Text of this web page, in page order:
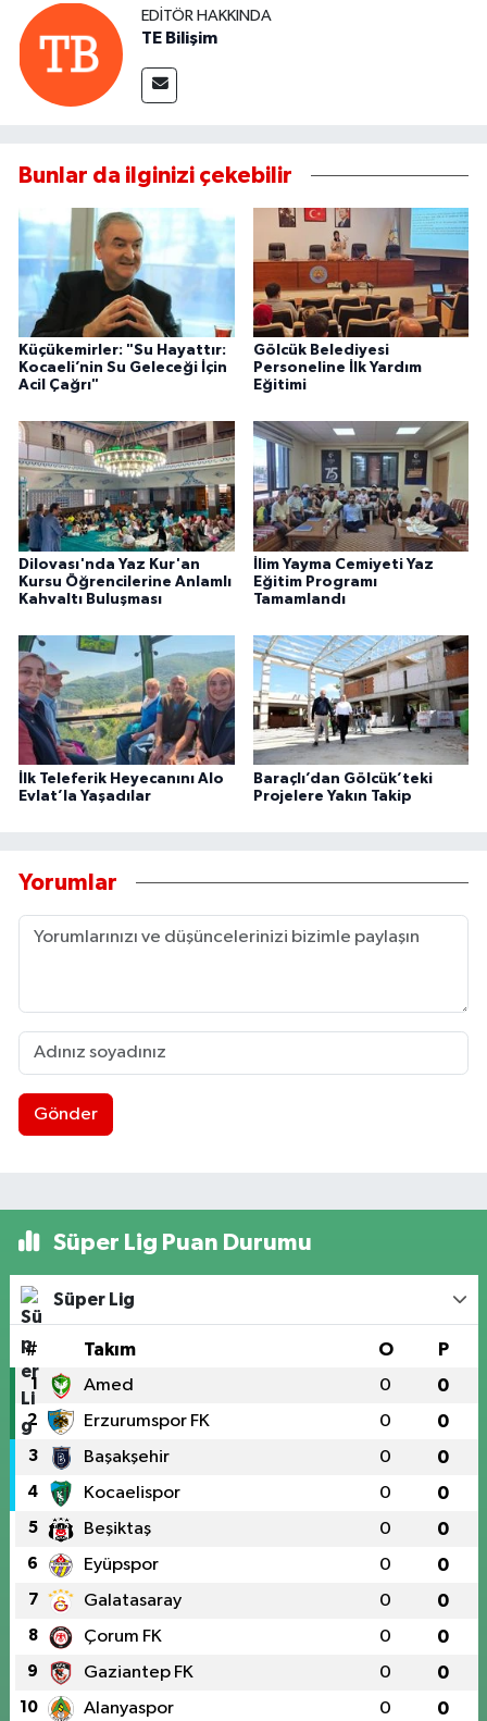
EDITÖR HAKKINDA
TE Bilişim
Bunlar da ilginizi çekebilir
Küçükemirler: "Su Hayattır:
Kocaeli’nin Su Geleceği İçin
Acil Çağrı"
Gölcük Belediyesi
Personeline İlk Yardım
Eğitimi
Dilovası'nda Yaz Kur'an
Kursu Öğrencilerine Anlamlı
Kahvaltı Buluşması
İlim Yayma Cemiyeti Yaz
Eğitim Programı
Tamamlandı
İlk Teleferik Heyecanını Alo
Evlat’la Yaşadılar
Baraçlı’dan Gölcük’teki
Projelere Yakın Takip
Yorumlar
Gönder
Süper Lig Puan Durumu
Süper Lig
# Takım O P
1 Amed 0 0
2 Erzurumspor FK 0 0
3 Başakşehir 0 0
4 Kocaelispor 0 0
5 Beşiktaş 0 0
6 Eyüpspor 0 0
7 Galatasaray 0 0
8 Çorum FK 0 0
9 Gaziantep FK 0 0
10 Alanyaspor 0 0